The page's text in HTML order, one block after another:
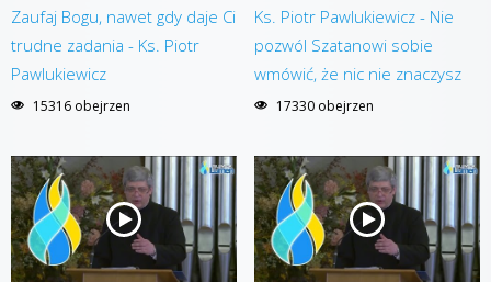
Zaufaj Bogu, nawet gdy daje Ci
trudne zadania - Ks. Piotr
Pawlukiewicz
15316 obejrzen
Ks. Piotr Pawlukiewicz - Nie
pozwól Szatanowi sobie
wmówić, że nic nie znaczysz
17330 obejrzen